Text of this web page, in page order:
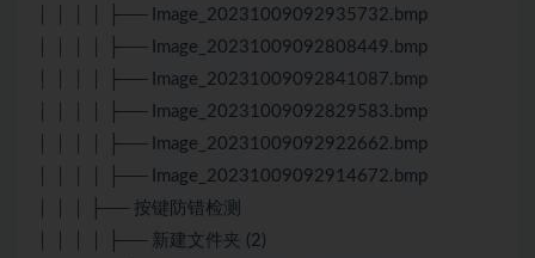
│ │ │ │ ├── Image_20231009092935732.bmp
│ │ │ │ ├── Image_20231009092808449.bmp
│ │ │ │ ├── Image_20231009092841087.bmp
│ │ │ │ ├── Image_20231009092829583.bmp
│ │ │ │ ├── Image_20231009092922662.bmp
│ │ │ │ ├── Image_20231009092914672.bmp
│ │ │ ├── 按键防错检测
│ │ │ │ ├── 新建文件夹 (2)